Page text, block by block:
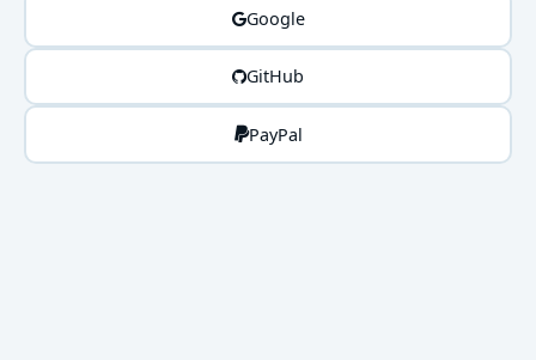
Google
GitHub
PayPal